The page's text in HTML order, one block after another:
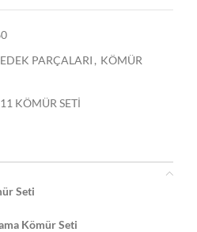
PARÇALARI , KÖMÜR
KÖMÜR SETİ
Seti
Kömür Seti